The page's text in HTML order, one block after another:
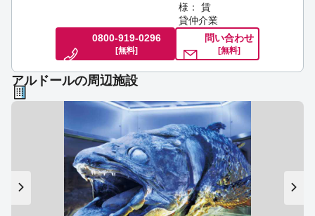
様： 賃
貸仲介業
0800-919-0296
[無料]
問い合わせ
[無料]
アルドールの周辺施設